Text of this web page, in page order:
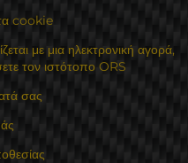
τα cookie
με μια ηλεκτρονική αγορά,
τον ιστότοπο ORS
σας